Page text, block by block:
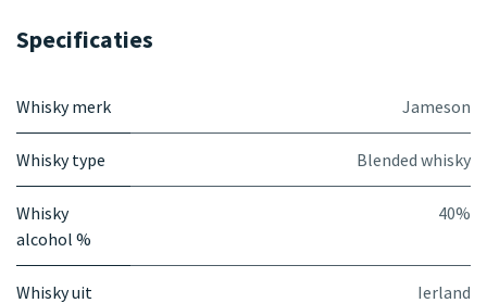
Specificaties
Whisky merk Jameson
Whisky type Blended whisky
Whisky
alcohol %
40%
Whisky uit
Ierland